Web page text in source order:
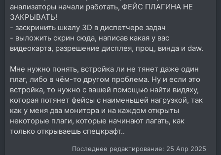
анализаторы начали работать, ФЕЙС ПЛАГИНА НЕ
ЗАКРЫВАТЬ!
- заскринить шкалу 3D в диспетчере задач
- выложить скрин сюда, написав какая у вас
видеокарта, разрешение дисплея, проц, винда и daw.
Мне нужно понять, встройка ли не тянет даже один
плаг, либо в чём-то другом проблема. Ну и если это
встройка, то нужно с вашей помощью найти видяху,
которая потянет фейсы с наименьшей нагрузкой, так
как у меня два монитора и на каждом открыты
некоторые плаги, которые начинают лагать, как
только открываешь спецкрафт..
Последнее редактирование: 25 Апр 2025